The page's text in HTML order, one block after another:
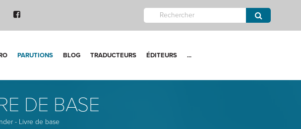
PARUTIONS BLOG TRADUCTEURS ÉDITEURS ...
DE BASE
- Livre de base